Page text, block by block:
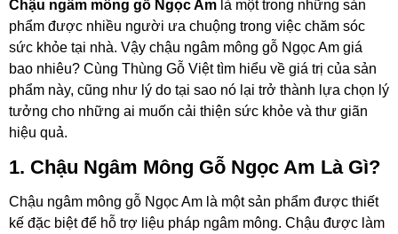
Chậu ngâm mông gỗ Ngọc Am là một trong những sản
phẩm được nhiều người ưa chuộng trong việc chăm sóc
sức khỏe tại nhà. Vậy chậu ngâm mông gỗ Ngọc Am giá
bao nhiêu? Cùng Thùng Gỗ Việt tìm hiểu về giá trị của sản
phẩm này, cũng như lý do tại sao nó lại trở thành lựa chọn lý
tưởng cho những ai muốn cải thiện sức khỏe và thư giãn
hiệu quả.
1. Chậu Ngâm Mông Gỗ Ngọc Am Là Gì?
Chậu ngâm mông gỗ Ngọc Am là một sản phẩm được thiết
kế đặc biệt để hỗ trợ liệu pháp ngâm mông. Chậu được làm